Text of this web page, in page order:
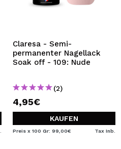
Claresa - Semi-
permanenter Nagellack
Soak off - 109: Nude
(2)
4,95€
KAUFEN
Preis x 100 Gr: 99,00€ Tax Inb.